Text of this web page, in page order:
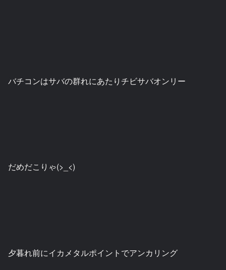
バチコンはサバの群れにあたりチビサバオンリー
だめだこりゃ(>_<)
夕暮れ前にイカメタルポイントでアンカリング